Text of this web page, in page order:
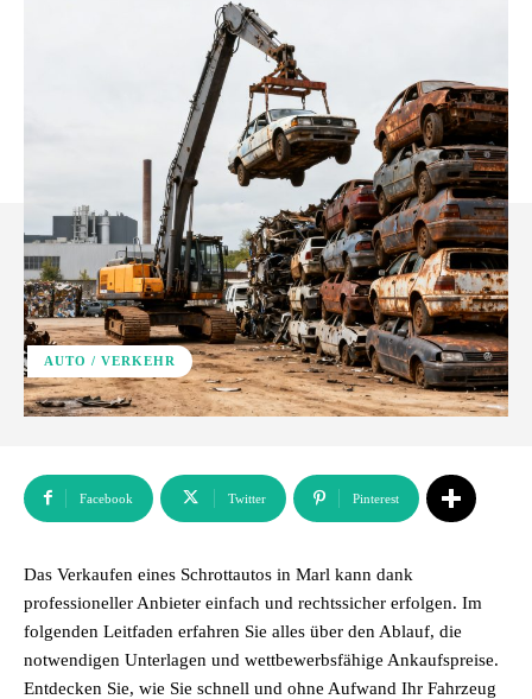
AUTO / VERKEHR
Facebook Twitter Pinterest
Das Verkaufen eines Schrottautos in Marl kann dank
professioneller Anbieter einfach und rechtssicher erfolgen. Im
folgenden Leitfaden erfahren Sie alles über den Ablauf, die
notwendigen Unterlagen und wettbewerbsfähige Ankaufspreise.
Entdecken Sie, wie Sie schnell und ohne Aufwand Ihr Fahrzeug